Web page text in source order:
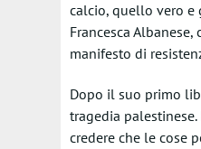
calcio, quello vero e
Francesca
manifesto di
Dopo il suo primo
tragedia
credere che le cose